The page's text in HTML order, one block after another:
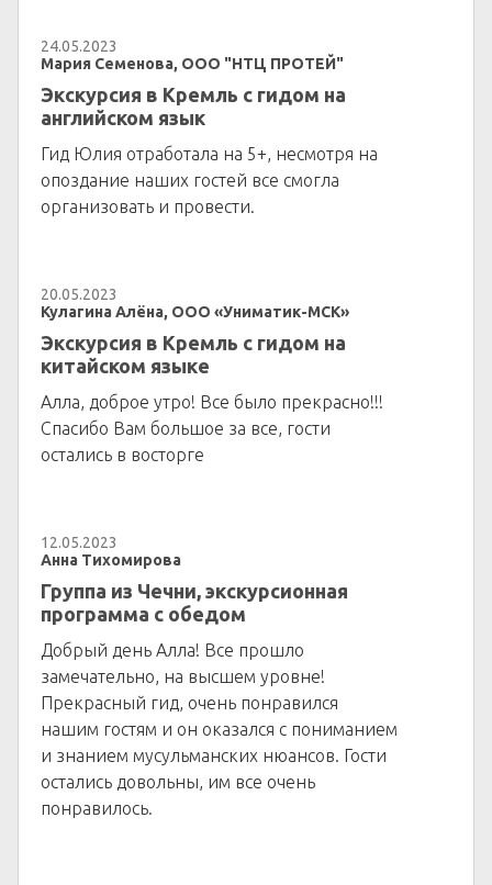
24.05.2023
Мария Семенова, ООО "НТЦ ПРОТЕЙ"
Экскурсия в Кремль с гидом на
английском язык
Гид Юлия отработала на 5+, несмотря на
опоздание наших гостей все смогла
организовать и провести.
20.05.2023
Кулагина Алёна, ООО «Униматик-МСК»
Экскурсия в Кремль с гидом на
китайском языке
Алла, доброе утро! Все было прекрасно!!!
Спасибо Вам большое за все, гости
остались в восторге
12.05.2023
Анна Тихомирова
Группа из Чечни, экскурсионная
программа с обедом
Добрый день Алла! Все прошло
замечательно, на высшем уровне!
Прекрасный гид, очень понравился
нашим гостям и он оказался с пониманием
и знанием мусульманских нюансов. Гости
остались довольны, им все очень
понравилось.